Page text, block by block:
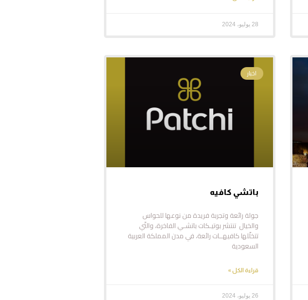
28 يوليو، 2024
اخبار
باتشي كافيه
جولة رائعة وتجربة فريدة من نوعها للحواس
والخيال تنتشر بوتيـكات باتشـي الفاخرة، والتّي
تتخلّلها كافيهــات رائعة، في مدن المملكة العربية
السعودية
قراءة الكل »
26 يوليو، 2024